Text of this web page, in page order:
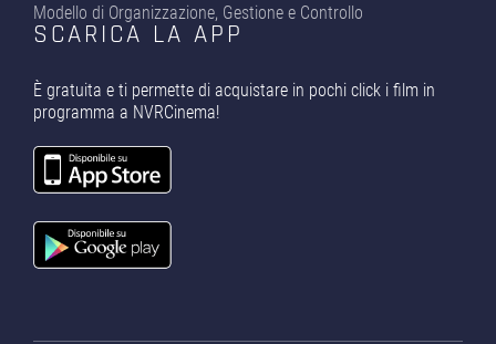
Modello di Organizzazione, Gestione e Controllo
SCARICA LA APP
È gratuita e ti permette di acquistare in pochi click i film in
programma a NVRCinema!